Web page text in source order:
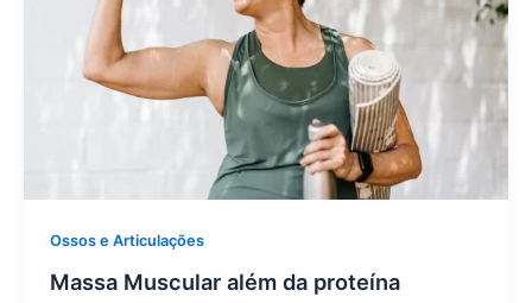
Ossos e Articulações
Massa Muscular além da proteína